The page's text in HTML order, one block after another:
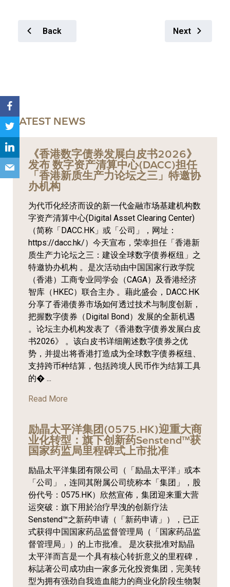
Back Next
LATEST NEWS
《香港数字债券发展白皮书2026》
发布 数字资产清算中心(DACC)担任
「香港新质生产力论坛之三」特邀协
办机构
为代币化经济而设的新一代金融市场基建机构数
字资产清算中心(Digital Asset Clearing Center)
（简称「DACC.HK」或「公司」，网址：
https://dacc.hk/）今天宣布，荣幸担任「香港新
质生产力论坛之三：建设全球数字债券枢纽」之
特邀协办机构 。是次活动由中国国家行政学院
（香港）工商专业同学会（CAGA）及香港经济
智库（HKEC）联合主办 。藉此盛会，DACC.HK
分享了香港债券市场如何透过技术与制度创新，
把握数字债券（Digital Bond）发展的全新机遇
。论坛主办机构发表了《香港数字债券发展白皮
书2026》 。该白皮书详细阐述数字债券之优
势，并提出将香港打造成为全球数字债券枢纽、
支持跨币种结算，包括跨境人民币作为结算工具
的� ...
Read More
励晶太平洋集团(0575.HK)迎重大商
业化转型：旗下创新药Senstend™获
国家药监局里程碑式上市批准
励晶太平洋集团有限公司（「励晶太平洋」或本
「公司」，连同其附属公司统称本「集团」，股
份代号：0575.HK）欣然宣佈，集团迎来重大营
运突破：旗下用於治疗早洩的创新疗法
Senstend™之新药申请（「新药申请」），已正
式获得中国国家药品监督管理局（「国家药品监
督管理局」）的上市批准。 是次获批准对励晶
太平洋而言是一个具有核心转折意义的里程碑，
标誌著公司成功由一家多元化投资集团，完美转
型为拥有强劲自我造血能力的商业化阶段生物製